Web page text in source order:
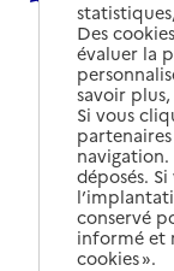
Des
évaluer la
savoir
Si vous
navigation.
déposés.
conservé
informé et
cookies ».